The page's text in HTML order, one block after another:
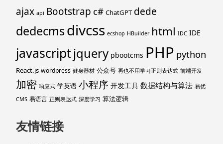
ajax api Bootstrap c# ChatGPT dede
dedecmsdivcss ecshop HBuilder html IDC IDE
javascriptjquery pbootcms PHP python
React.js wordpress 健身器材 公众号 再也不用学习正则表达式 前端开发
加密 响应式 学英语 小程序 开发工具 数据结构与算法 易优
CMS 易语言 正则表达式 深度学习 算法逻辑
友情链接